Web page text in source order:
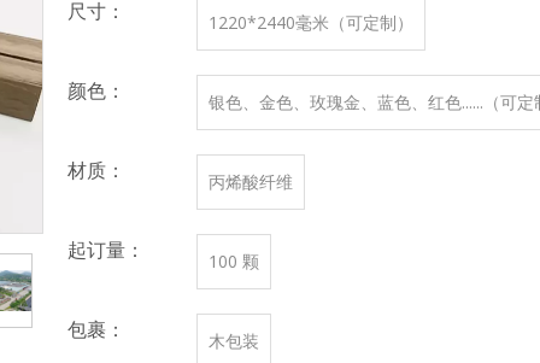
尺寸： 1220*2440毫米（可定制）
颜色： 银色、金色、玫瑰金、蓝色、红色......（可定
材质： 丙烯酸纤维
起订量： 100 颗
包裹： 木包装